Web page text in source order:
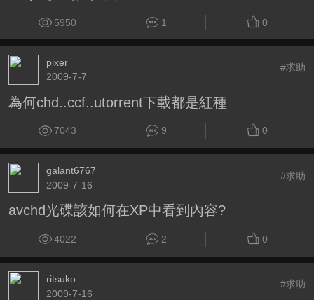
5950 1 0
pixer
2009-7-7
#求助
為何chd..ccf..utorrent下載都是紅種
7043 9 0
galant6767
2009-7-16
#求助
avchd光碟該如何在XP中看到內容?
4022 2 0
ritsuko
2009-7-16
#求助